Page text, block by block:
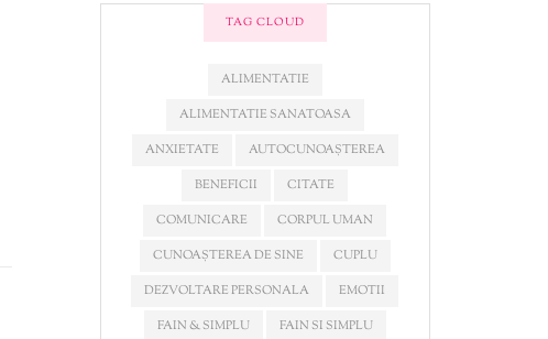
TAG CLOUD
ALIMENTATIE
ALIMENTATIE SANATOASA
ANXIETATE
AUTOCUNOAȘTEREA
BENEFICII
CITATE
COMUNICARE
CORPUL UMAN
CUNOAȘTEREA DE SINE
CUPLU
DEZVOLTARE PERSONALA
EMOTII
FAIN & SIMPLU
FAIN SI SIMPLU